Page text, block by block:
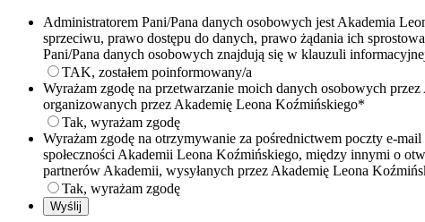
Administratorem Pani/Pana danych osobowych jest Akademia
sprzeciwu, prawo dostępu do danych, prawo żądania ich
Pani/Pana danych osobowych znajdują się w klauzuli
TAK, zostałem poinformowany/a
Wyrażam zgodę na przetwarzanie moich danych osobowych
organizowanych przez Akademię Leona Koźmińskiego*
Tak, wyrażam zgodę
Wyrażam zgodę na otrzymywanie za pośrednictwem poczty e-
społeczności Akademii Leona Koźmińskiego, między innymi o
partnerów Akademii, wysyłanych przez Akademię Leona
Tak, wyrażam zgodę
Wyślij